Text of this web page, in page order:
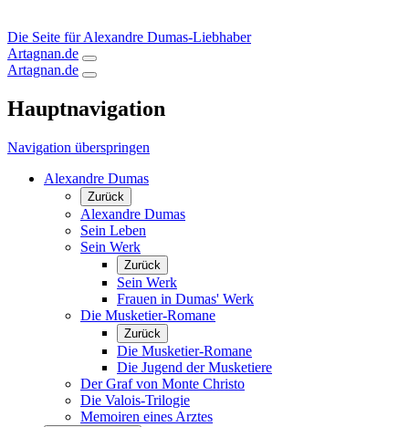
Die Seite für Alexandre Dumas-Liebhaber
Artagnan.de
Artagnan.de
Hauptnavigation
Navigation überspringen
Alexandre Dumas
Zurück
Alexandre Dumas
Sein Leben
Sein Werk
Zurück
Sein Werk
Frauen in Dumas' Werk
Die Musketier-Romane
Zurück
Die Musketier-Romane
Die Jugend der Musketiere
Der Graf von Monte Christo
Die Valois-Trilogie
Memoiren eines Arztes